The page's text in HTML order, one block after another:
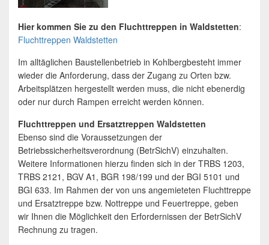
Hier kommen Sie zu den Fluchttreppen in Waldstetten:
Fluchttreppen Waldstetten
Im alltäglichen Baustellenbetrieb in Kohlbergbesteht immer
wieder die Anforderung, dass der Zugang zu Orten bzw.
Arbeitsplätzen hergestellt werden muss, die nicht ebenerdig
oder nur durch Rampen erreicht werden können.
Fluchttreppen und Ersatztreppen Waldstetten
Ebenso sind die Voraussetzungen der
Betriebssicherheitsverordnung (BetrSichV) einzuhalten.
Weitere Informationen hierzu finden sich in der TRBS 1203,
TRBS 2121, BGV A1, BGR 198/199 und der BGI 5101 und
BGI 633. Im Rahmen der von uns angemieteten Fluchttreppe
und Ersatztreppe bzw. Nottreppe und Feuertreppe, geben
wir Ihnen die Möglichkeit den Erfordernissen der BetrSichV
Rechnung zu tragen.